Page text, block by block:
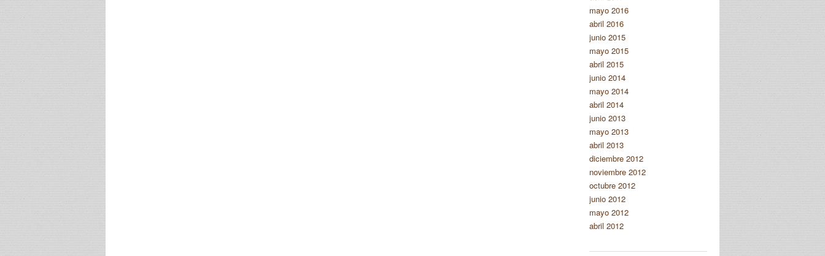
mayo 2016
abril 2016
junio 2015
mayo 2015
abril 2015
junio 2014
mayo 2014
abril 2014
junio 2013
mayo 2013
abril 2013
diciembre 2012
noviembre 2012
octubre 2012
junio 2012
mayo 2012
abril 2012